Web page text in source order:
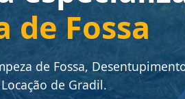
de Fossa
de Fossa,
de Gradil.